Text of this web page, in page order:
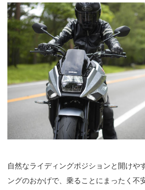
『KATANA』
るものかどう
自然なライディングポジションと開けや
ングのおかげで、乗ることにまったく不